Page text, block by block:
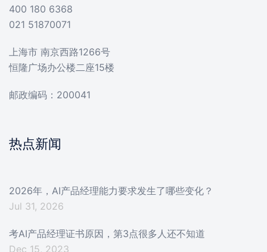
400 180 6368
021 51870071
上海市 南京西路1266号
恒隆广场办公楼二座15楼
邮政编码：200041
热点新闻
2026年，AI产品经理能力要求发生了哪些变化？
Jul 31, 2026
考AI产品经理证书原因，第3点很多人还不知道
Dec 15, 2023